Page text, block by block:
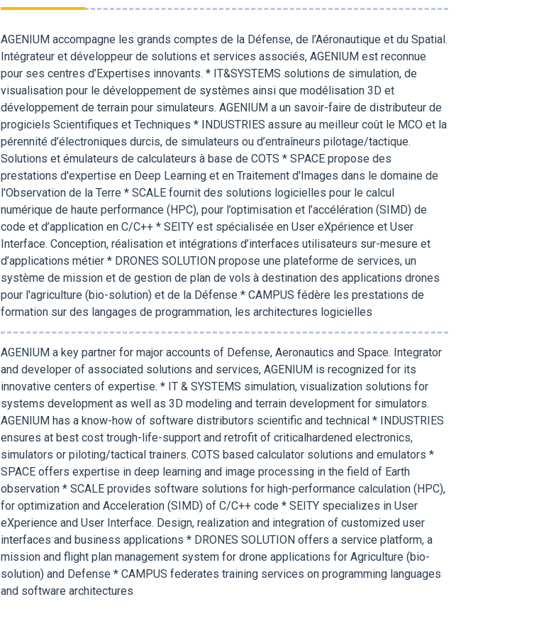
AGENIUM accompagne les grands comptes de la Défense, de l’Aéronautique et du Spatial.
Intégrateur et développeur de solutions et services associés, AGENIUM est reconnue
pour ses centres d’Expertises innovants. * IT&SYSTEMS solutions de simulation, de
visualisation pour le développement de systèmes ainsi que modélisation 3D et
développement de terrain pour simulateurs. AGENIUM a un savoir-faire de distributeur de
progiciels Scientifiques et Techniques * INDUSTRIES assure au meilleur coût le MCO et la
pérennité d’électroniques durcis, de simulateurs ou d’entraîneurs pilotage/tactique.
Solutions et émulateurs de calculateurs à base de COTS * SPACE propose des
prestations d'expertise en Deep Learning et en Traitement d'Images dans le domaine de
l'Observation de la Terre * SCALE fournit des solutions logicielles pour le calcul
numérique de haute performance (HPC), pour l’optimisation et l’accélération (SIMD) de
code et d’application en C/C++ * SEITY est spécialisée en User eXpérience et User
Interface. Conception, réalisation et intégrations d’interfaces utilisateurs sur-mesure et
d’applications métier * DRONES SOLUTION propose une plateforme de services, un
système de mission et de gestion de plan de vols à destination des applications drones
pour l'agriculture (bio-solution) et de la Défense * CAMPUS fédère les prestations de
formation sur des langages de programmation, les architectures logicielles
AGENIUM a key partner for major accounts of Defense, Aeronautics and Space. Integrator
and developer of associated solutions and services, AGENIUM is recognized for its
innovative centers of expertise. * IT & SYSTEMS simulation, visualization solutions for
systems development as well as 3D modeling and terrain development for simulators.
AGENIUM has a know-how of software distributors scientific and technical * INDUSTRIES
ensures at best cost trough-life-support and retrofit of criticalhardened electronics,
simulators or piloting/tactical trainers. COTS based calculator solutions and emulators *
SPACE offers expertise in deep learning and image processing in the field of Earth
observation * SCALE provides software solutions for high-performance calculation (HPC),
for optimization and Acceleration (SIMD) of C/C++ code * SEITY specializes in User
eXperience and User Interface. Design, realization and integration of customized user
interfaces and business applications * DRONES SOLUTION offers a service platform, a
mission and flight plan management system for drone applications for Agriculture (bio-
solution) and Defense * CAMPUS federates training services on programming languages
and software architectures